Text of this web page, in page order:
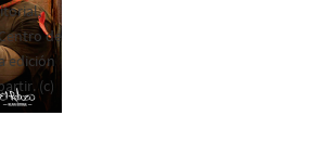
de
edición
(c)